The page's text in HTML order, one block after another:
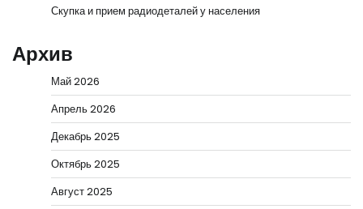
Скупка и прием радиодеталей у населения
Архив
Май 2026
Апрель 2026
Декабрь 2025
Октябрь 2025
Август 2025